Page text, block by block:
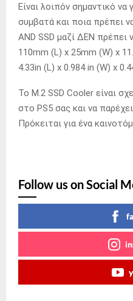
Είναι λοιπόν σημαντικό να
συμβατά και ποια πρέπει
AND SSD μαζί ΔΕΝ πρέπει
110mm (L) x 25mm (W) x
4.33in (L) x 0.984 in (W) x
Το M.2 SSD Cooler είναι
στο PS5 σας και να
Πρόκειται για ένα
Follow us on Social